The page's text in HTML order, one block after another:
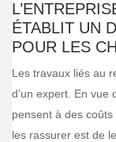
ÉTABLIT UN
POUR LES
Les travaux liés au
d’un expert. En vue
pensent à des
les rassurer est de